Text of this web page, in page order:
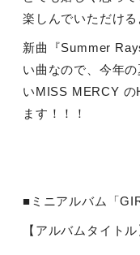
楽しんでいただける
新曲『Summer
い曲なので、今年
いMISS MERCY の
ます！！！
■ミニアルバム「
【アルバムタイト